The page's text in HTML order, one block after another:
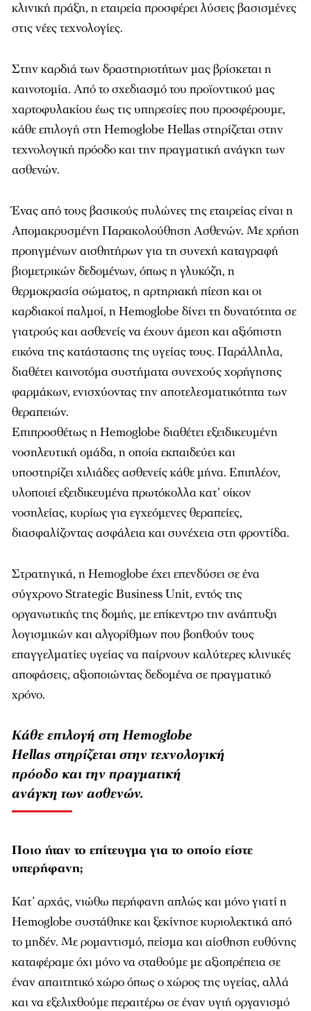
κλινική πράξη, η εταιρεία προσφέρει λύσεις βασισμένες
στις νέες τεχνολογίες.
Στην καρδιά των δραστηριοτήτων μας βρίσκεται η
καινοτομία. Από το σχεδιασμό του προϊοντικού μας
χαρτοφυλακίου έως τις υπηρεσίες που προσφέρουμε,
κάθε επιλογή στη Hemoglobe Hellas στηρίζεται στην
τεχνολογική πρόοδο και την πραγματική ανάγκη των
ασθενών.
Ένας από τους βασικούς πυλώνες της εταιρείας είναι η
Απομακρυσμένη Παρακολούθηση Ασθενών. Με χρήση
προηγμένων αισθητήρων για τη συνεχή καταγραφή
βιομετρικών δεδομένων, όπως η γλυκόζη, η
θερμοκρασία σώματος, η αρτηριακή πίεση και οι
καρδιακοί παλμοί, η Hemoglobe δίνει τη δυνατότητα σε
γιατρούς και ασθενείς να έχουν άμεση και αξιόπιστη
εικόνα της κατάστασης της υγείας τους. Παράλληλα,
διαθέτει καινοτόμα συστήματα συνεχούς χορήγησης
φαρμάκων, ενισχύοντας την αποτελεσματικότητα των
θεραπειών.
Επιπροσθέτως η Hemoglobe διαθέτει εξειδικευμένη
νοσηλευτική ομάδα, η οποία εκπαιδεύει και
υποστηρίζει χιλιάδες ασθενείς κάθε μήνα. Επιπλέον,
υλοποιεί εξειδικευμένα πρωτόκολλα κατ’ οίκον
νοσηλείας, κυρίως για εγχεόμενες θεραπείες,
διασφαλίζοντας ασφάλεια και συνέχεια στη φροντίδα.
Στρατηγικά, η Hemoglobe έχει επενδύσει σε ένα
σύγχρονο Strategic Business Unit, εντός της
οργανωτικής της δομής, με επίκεντρο την ανάπτυξη
λογισμικών και αλγορίθμων που βοηθούν τους
επαγγελματίες υγείας να παίρνουν καλύτερες κλινικές
αποφάσεις, αξιοποιώντας δεδομένα σε πραγματικό
χρόνο.
Κάθε επιλογή στη Hemoglobe
Hellas στηρίζεται στην τεχνολογική
πρόοδο και την πραγματική
ανάγκη των ασθενών.
Ποιο ήταν το επίτευγμα για το οποίο είστε
υπερήφανη;
Κατ’ αρχάς, νιώθω περήφανη απλώς και μόνο γιατί η
Hemoglobe συστάθηκε και ξεκίνησε κυριολεκτικά από
το μηδέν. Με ρομαντισμό, πείσμα και αίσθηση ευθύνης
καταφέραμε όχι μόνο να σταθούμε με αξιοπρέπεια σε
έναν απαιτητικό χώρο όπως ο χώρος της υγείας, αλλά
και να εξελιχθούμε περαιτέρω σε έναν υγιή οργανισμό